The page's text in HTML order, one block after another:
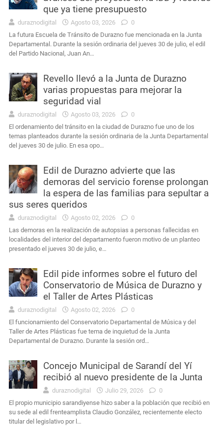
que ya tiene presupuesto
duraznodigital Agosto 03, 2026
0
La futura Escuela de Tránsito de Durazno fue mencionada en la Junta
Departamental. Durante la sesión ordinaria del jueves 30 de julio, el edil
del Partido Nacional, Juan An…
Revello llevó a la Junta de Durazno
varias propuestas para mejorar la
seguridad vial
duraznodigital Agosto 03, 2026
0
El ordenamiento del tránsito en la ciudad de Durazno fue uno de los
temas planteados durante la sesión ordinaria de la Junta Departamental
del jueves 30 de julio. En esa opo…
Edil de Durazno advierte que las
demoras del servicio forense prolongan
la espera de las familias para sepultar a
sus seres queridos
duraznodigital Agosto 02, 2026
0
Las demoras en la realización de autopsias a personas fallecidas en
localidades del interior del departamento fueron motivo de un planteo
presentado el jueves 30 de julio, e…
Edil pide informes sobre el futuro del
Conservatorio de Música de Durazno y
el Taller de Artes Plásticas
duraznodigital Agosto 02, 2026
0
El funcionamiento del Conservatorio Departamental de Música y del
Taller de Artes Plásticas fue tema de inquietud de la Junta
Departamental de Durazno. Durante la sesión ord…
Concejo Municipal de Sarandí del Yí
recibió al nuevo presidente de la Junta
duraznodigital Julio 29, 2026
0
El propio municipio sarandiyense hizo saber a la población que recibió en
su sede al edil frenteamplista Claudio González, recientemente electo
titular del legislativo por l…